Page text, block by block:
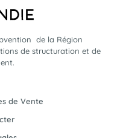
de la Région
de structuration et de
de Vente